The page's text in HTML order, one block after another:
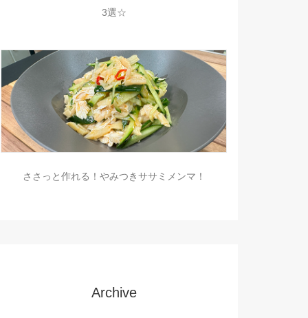
3選☆
ささっと作れる！やみつきササミメンマ！
Archive